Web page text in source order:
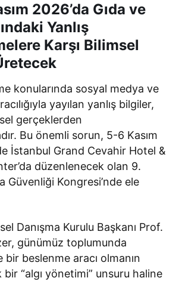
2026’da Gıda ve
Yanlış
Karşı Bilimsel
konularında sosyal medya ve
yayılan yanlış bilgiler,
gerçeklerden
Bu önemli sorun, 5-6 Kasım
İstanbul Grand Cevahir Hotel &
düzenlenecek olan 9.
Güvenliği Kongresi’nde ele
Danışma Kurulu Başkanı Prof.
günümüz toplumunda
bir beslenme aracı olmanın
“algı yönetimi” unsuru haline